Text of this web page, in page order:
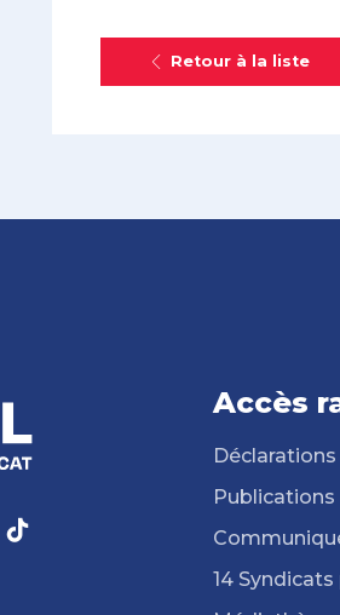
Retour à la liste
Accès
Publications
14